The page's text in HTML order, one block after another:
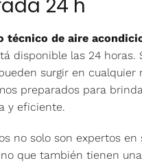
24 h
técnico de aire
disponible las 24 horas.
surgir en cualquier
preparados para
y eficiente.
no solo son expertos en
que también tienen